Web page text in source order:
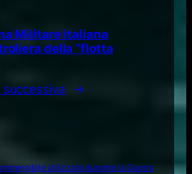
Militare italiana
della “flotta
successiva →
utilizzato durante la Guerra